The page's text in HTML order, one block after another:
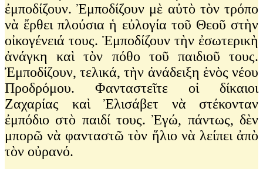
ἐμποδίζουν. Ἐμποδίζουν μὲ αὐτὸ τὸν τρόπο
νὰ ἔρθει πλούσια ἡ εὐλογία τοῦ Θεοῦ στὴν
οἰκογένειά τους. Ἐμποδίζουν τὴν ἐσωτερικὴ
ἀνάγκη καὶ τὸν πόθο τοῦ παιδιοῦ τους.
Ἐμποδίζουν, τελικά, τὴν ἀνάδειξη ἑνὸς νέου
Προδρόμου. Φανταστεῖτε οἱ δίκαιοι
Ζαχαρίας καὶ Ἐλισάβετ νὰ στέκονταν
ἐμπόδιο στὸ παιδί τους. Ἐγώ, πάντως, δὲν
μπορῶ νὰ φανταστῶ τὸν ἥλιο νὰ λείπει ἀπὸ
τὸν οὐρανό.